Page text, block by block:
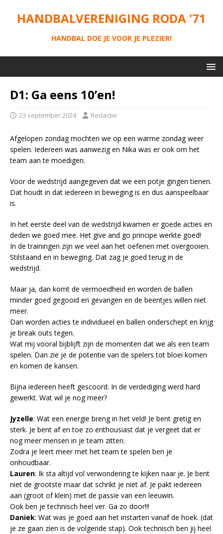
HANDBALVERENIGING RODA '71
HANDBAL DOE JE VOOR JE PLEZIER!
D1: Ga eens 10’en!
23 september 2024 Redactie
Afgelopen zondag mochten we op een warme zondag weer
spelen. Iedereen was aanwezig en Nika was er ook om het
team aan te moedigen.
Voor de wedstrijd aangegeven dat we een potje gingen tienen.
Dat houdt in dat iedereen in beweging is en dus aanspeelbaar
is.
In het eerste deel van de wedstrijd kwamen er goede acties en
deden we goed mee. Het give and go principe werkte goed!
In de trainingen zijn we veel aan het oefenen met overgooien.
Stilstaand en in beweging. Dat zag je goed terug in de
wedstrijd.
Maar ja, dan komt de vermoeidheid en worden de ballen
minder goed gegooid en gevangen en de beentjes willen niet
meer.
Dan worden acties te individueel en ballen onderschept en krijg
je break outs tegen.
Wat mij vooral bijblijft zijn de momenten dat we als een team
spelen. Dan zie je de potentie van de spelers tot bloei komen
en komen de kansen.
Bijna iedereen heeft gescoord. In de verdediging werd hard
gewerkt. Wat wil je nog meer?
Jyzelle: Wat een energie breng in het veld! Je bent gretig en
sterk. Je bent af en toe zo enthousiast dat je vergeet dat er
nog meer mensen in je team zitten.
Zodra je leert meer met het team te spelen ben je
onhoudbaar.
Lauren: Ik sta altijd vol verwondering te kijken naar je. Je bent
niet de grootste maar dat schrikt je niet af. Je pakt iedereen
aan (groot of klein) met de passie van een leeuwin.
Ook ben je technisch heel ver. Ga zo door!!!
Daniek: Wat was je goed aan het instarten vanaf de hoek. (dat
je ze gaan zien is de volgende stap). Ook technisch ben jij heel